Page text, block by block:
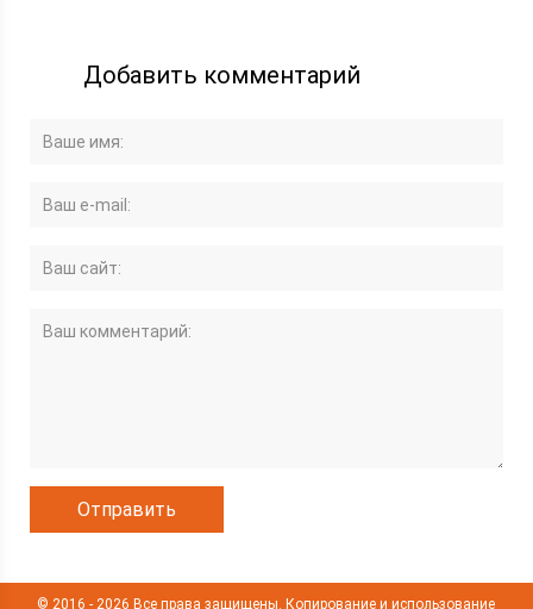
Добавить комментарий
© 2016 - 2026 Все права защищены. Копирование и использование